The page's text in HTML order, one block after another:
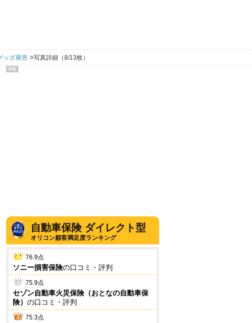
ッズ発売 >写真詳細（8/13枚）
PR
自動車保険 ダイレクト型
オリコン顧客満足度ランキング
76.9点
ソニー損害保険の口コミ・評判
75.9点
セゾン自動車火災保険（おとなの自動車保
険） の口コミ・評判
75.3点